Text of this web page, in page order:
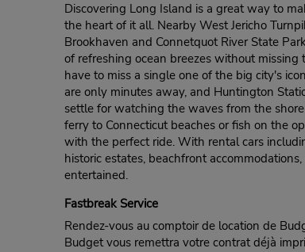
Discovering Long Island is a great way to
the heart of it all. Nearby West Jericho
Brookhaven and Connetquot River State
of refreshing ocean breezes without
have to miss a single one of the big city's
are only minutes away, and Huntington
settle for watching the waves from the
ferry to Connecticut beaches or fish on the
with the perfect ride. With rental cars
historic estates, beachfront
entertained.
Fastbreak Service
Rendez-vous au comptoir de location de
Budget vous remettra votre contrat déjà